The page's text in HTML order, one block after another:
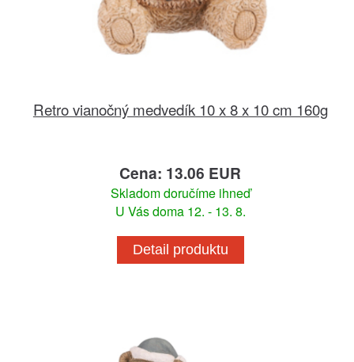
Retro vianočný medvedík 10 x 8 x 10 cm 160g
Cena: 13.06 EUR
Skladom doručíme ihneď
U Vás doma 12. - 13. 8.
Detail produktu